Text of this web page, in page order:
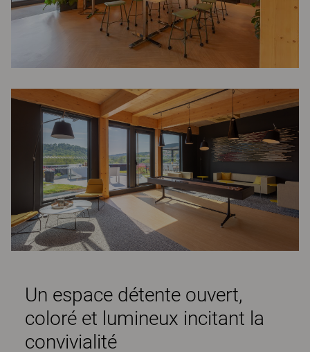
Un espace détente ouvert,
coloré et lumineux incitant la
convivialité